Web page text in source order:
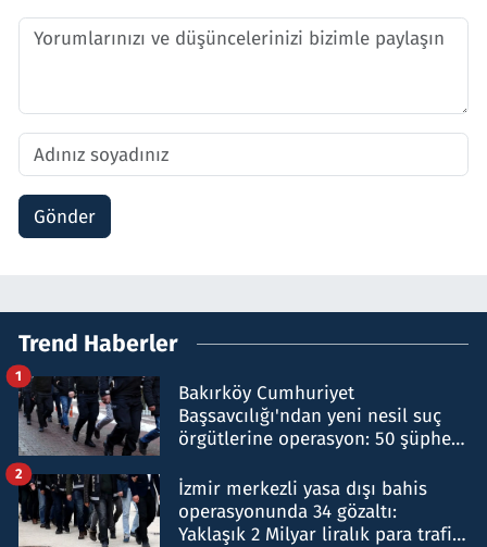
Gönder
Trend Haberler
Bakırköy Cumhuriyet
Başsavcılığı'ndan yeni nesil suç
örgütlerine operasyon: 50 şüpheli
1
İzmir merkezli yasa dışı bahis
operasyonunda 34 gözaltı:
Yaklaşık 2 Milyar liralık para trafiği
2